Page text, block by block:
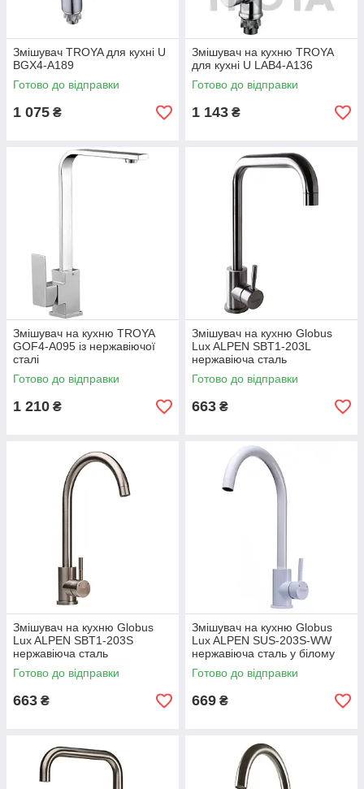
Змішувач TROYA для кухні U
BGX4-A189
Готово до відправки
1 075 ₴
Змішувач на кухню TROYA
для кухні U LAB4-A136
Готово до відправки
1 143 ₴
Змішувач на кухню TROYA
GOF4-A095 із нержавіючої
сталі
Готово до відправки
1 210 ₴
Змішувач на кухню Globus
Lux ALPEN SBT1-203L
нержавіюча сталь
Готово до відправки
663 ₴
Змішувач на кухню Globus
Lux ALPEN SBT1-203S
нержавіюча сталь
Готово до відправки
663 ₴
Змішувач на кухню Globus
Lux ALPEN SUS-203S-WW
нержавіюча сталь у білому
кольорі
Готово до відправки
669 ₴